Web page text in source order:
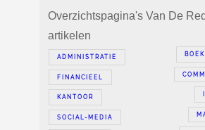
Overzichtspagina's Van De
artikelen
ADMINISTRATIE
FINANCIEEL
KANTOOR
SOCIAL-MEDIA